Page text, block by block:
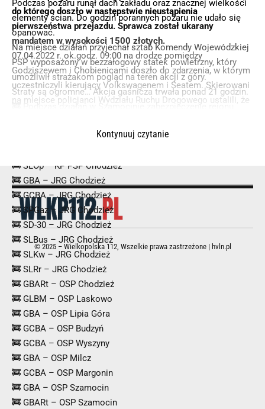
Podczas pożaru runął dach zakładu oraz znacznej wielkości
elementy ścian. Do godzin porannych pożaru nie udało się
opanować.
Na miejsce działań przyjechał sztab Komendy Wojewódzkiej
PSP wyposażony w bezzałogowy statek powietrzny, który
umożliwił strażakom pogląd na teren akcji z góry.
Straty są ogromne… Akcja gaśnicza trwała ponad 21 godzin.
Siły i środki na miejscu:
🚒 SLOp – KP PSP Chodzież
🚒 GBA – JRG Chodzież
🚒 GCBA – JRG Chodzież
🚒 SPGaz – JRG Chodzież
🚒 SD-30 – JRG Chodzież
🚒 SLBus – JRG Chodzież
🚒 SLKw – JRG Chodzież
🚒 SLRr – JRG Chodzież
🚒 GBARt – OSP Chodzież
🚒 GLBM – OSP Laskowo
🚒 GBA – OSP Lipia Góra
🚒 GCBA – OSP Budzyń
🚒 GCBA – OSP Wyszyny
🚒 GBA – OSP Milcz
🚒 GCBA – OSP Margonin
🚒 GBA – OSP Szamocin
🚒 GBARt – OSP Szamocin
do którego doszło w następstwie nieustąpienia
pierwszeństwa przejazdu. Sprawca został ukarany
mandatem w wysokości 1500 złotych.
07.04.2022 r. ok.godz. 09:00 na drodze pomiędzy
Godziszewem i Chobienicami doszło do zdarzenia, w którym
uczestniczyli kierujący Volkswagenem i Seatem. Skierowani
na miejsce policjanci Wydziału Ruchu Drogowego ustalili, że
włączając się do ruchu nie ustąpił pierwszeństwa przejazdu
Kontynuuj czytanie
© 2025 – Wielkopolska 112, Wszelkie prawa zastrzeżone | hvln.pl